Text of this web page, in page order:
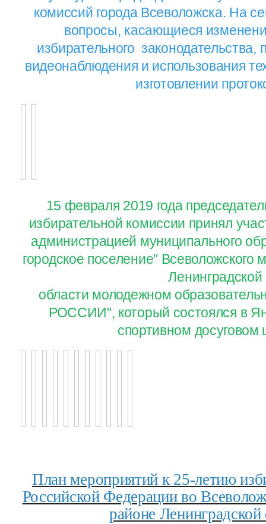
комиссий города Всеволожска. На
вопросы, касающиеся
избирательного
видеонаблюдения и использования
изготовлении
15 февраля 2019 года
избирательной комиссии принял
администрацией муниципального
городское поселение" Всеволожского
Ленинградской
области молодежном
РОССИИ", который состоялся в
спортивном досуговом
План мероприятий к 25-летию
Российской Федерации во
районе Ленинградской